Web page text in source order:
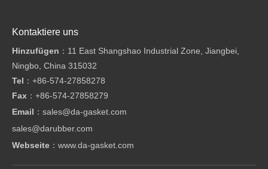
Kontaktiere uns
Hinzufügen ：11 East Shangshao Industrial Zone, Jiangbei,
Ningbo, China 315032
Tel ： +86-574-27858278
Fax ： +86-574-27858279
Email ： sales@da-gasket.com
sales@darubber.com
Webseite ： www.da-gasket.com